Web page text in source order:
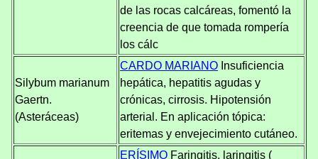
de las rocas calcáreas, fomentó la
creencia de que tomada rompería
los cálc
Silybum marianum
Gaertn.
(Asteráceas)
CARDO MARIANO Insuficiencia
hepática, hepatitis agudas y
crónicas, cirrosis. Hipotensión
arterial. En aplicación tópica:
eritemas y envejecimiento cutáneo.
ERÍSIMO Faringitis, laringitis (